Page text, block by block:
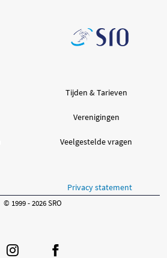
Tijden & Tarieven
Verenigingen
Veelgestelde vragen
Privacy statement
© 1999 - 2026 SRO